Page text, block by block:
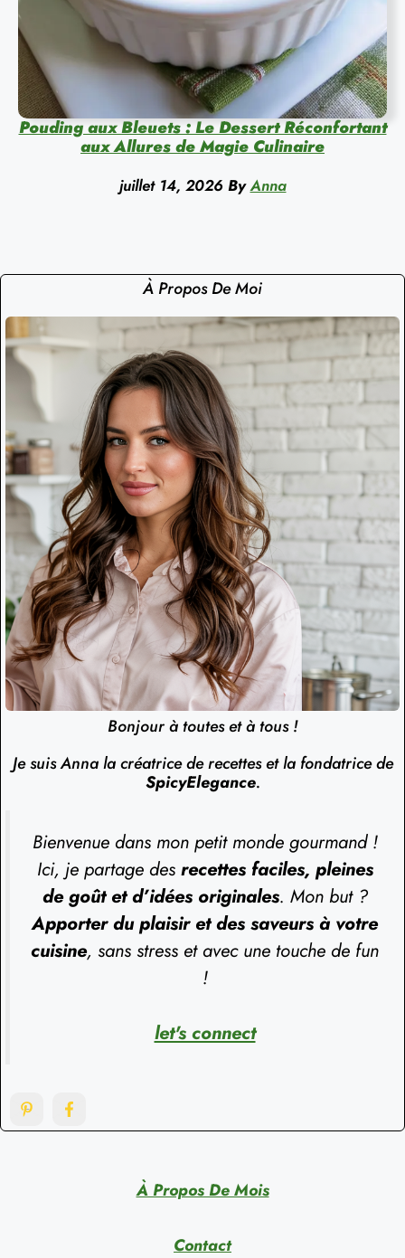
Pouding aux Bleuets : Le Dessert Réconfortant
aux Allures de Magie Culinaire
juillet 14, 2026 By Anna
À Propos De Moi
Bonjour à toutes et à tous !
Je suis Anna la créatrice de recettes et la fondatrice de
SpicyElegance.
Bienvenue dans mon petit monde gourmand !
Ici, je partage des recettes faciles, pleines
de goût et d’idées originales. Mon but ?
Apporter du plaisir et des saveurs à votre
cuisine, sans stress et avec une touche de fun
!
let's connect
À Propos De Mois
Contact